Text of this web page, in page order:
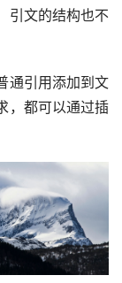
引文的结构也不
通引用添加到文
，都可以通过插